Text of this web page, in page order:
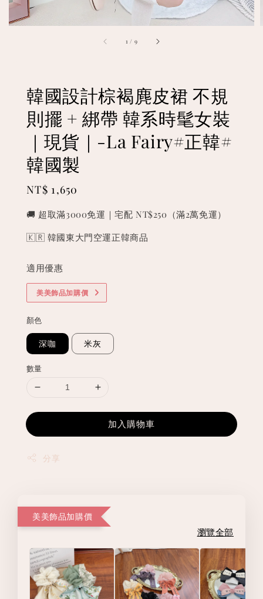
1 / 9
韓國設計棕褐麂皮裙 不規
則擺 + 綁帶 韓系時髦女裝
｜現貨｜-La Fairy#正韓#
韓國製
Regular
NT$ 1,650
🚚 超取滿3000免運｜宅配 NT$250（滿2萬免運）
🇰🇷 韓國東大門空運正韓商品
適用優惠
美美飾品加購價
顏色
深咖 米灰
數量
加入購物車
分享
美美飾品加購價
瀏覽全部